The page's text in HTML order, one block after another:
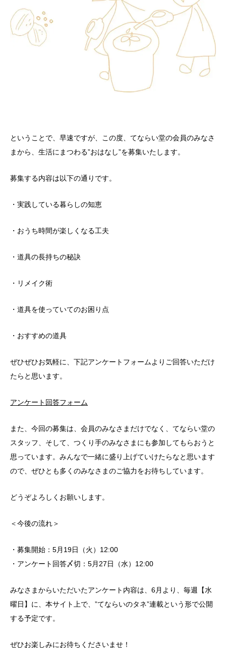
ということで、早速ですが、この度、てならい堂の会員のみなさ
まから、生活にまつわる”おはなし”を募集いたします。
募集する内容は以下の通りです。
・実践している暮らしの知恵
・おうち時間が楽しくなる工夫
・道具の長持ちの秘訣
・リメイク術
・道具を使っていてのお困り点
・おすすめの道具
ぜひぜひお気軽に、下記アンケートフォームよりご回答いただけ
たらと思います。
アンケート回答フォーム
また、今回の募集は、会員のみなさまだけでなく、てならい堂の
スタッフ、そして、つくり手のみなさまにも参加してもらおうと
思っています。みんなで一緒に盛り上げていけたらなと思います
ので、 ぜひとも多くのみなさまのご協力をお待ちしています。
どうぞよろしくお願いします。
＜今後の流れ＞
・募集開始：5月19日（火）12:00
・アンケート回答〆切：5月27日（水）12:00
みなさまからいただいたアンケート内容は、 6月より、毎週【水
曜日】に、本サイト上で、”てならいのタネ”連載という形で公開
する予定です。
ぜひお楽しみにお待ちくださいませ！